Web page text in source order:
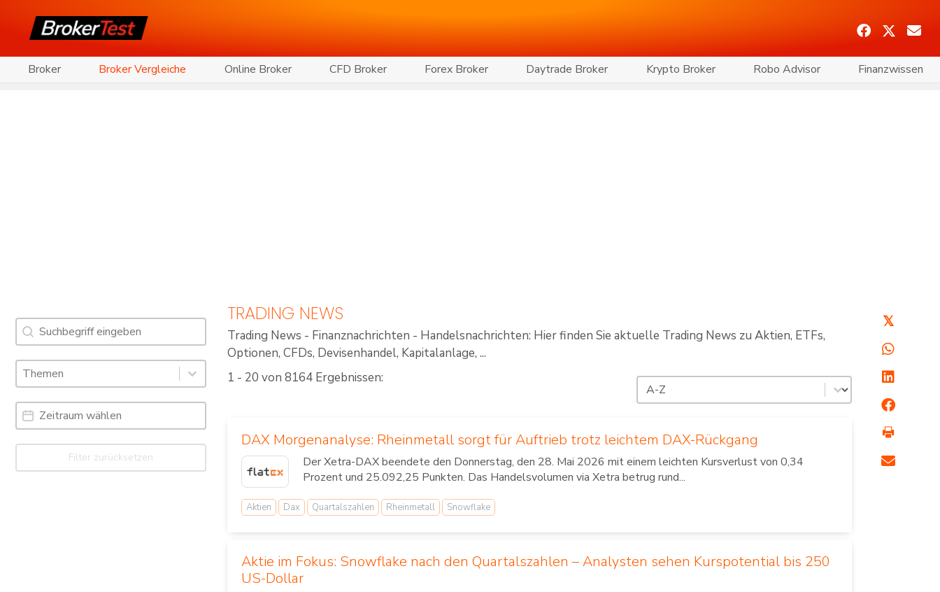
Broker Broker Vergleiche Online Broker CFD Broker Forex Broker Daytrade Broker Krypto Broker Robo Advisor Finanzwissen
Suche
Search content
Schlagworte: Trading News & Webinare
Select content
Select content
Date Range
Date
Filter zurücksetzen
TRADING NEWS
Trading News - Finanznachrichten - Handelsnachrichten: Hier finden Sie aktuelle Trading News zu Aktien, ETFs,
Optionen, CFDs, Devisenhandel, Kapitalanlage, ...
1 - 20 von 8164 Ergebnissen:
Sortierung
Sort content
DAX Morgenanalyse: Rheinmetall sorgt für Auftrieb trotz leichtem DAX-Rückgang
Der Xetra-DAX beendete den Donnerstag, den 28. Mai 2026 mit einem leichten Kursverlust von 0,34
Prozent und 25.092,25 Punkten. Das Handelsvolumen via Xetra betrug rund...
Aktien Dax Quartalszahlen Rheinmetall Snowflake
Aktie im Fokus: Snowflake nach den Quartalszahlen – Analysten sehen Kurspotential bis 250
US-Dollar
𝕏